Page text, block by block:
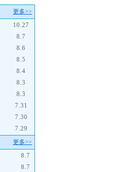
更多>>
10.27
8.7
8.6
8.5
8.4
8.3
8.3
7.31
7.30
7.29
更多>>
8.7
8.7